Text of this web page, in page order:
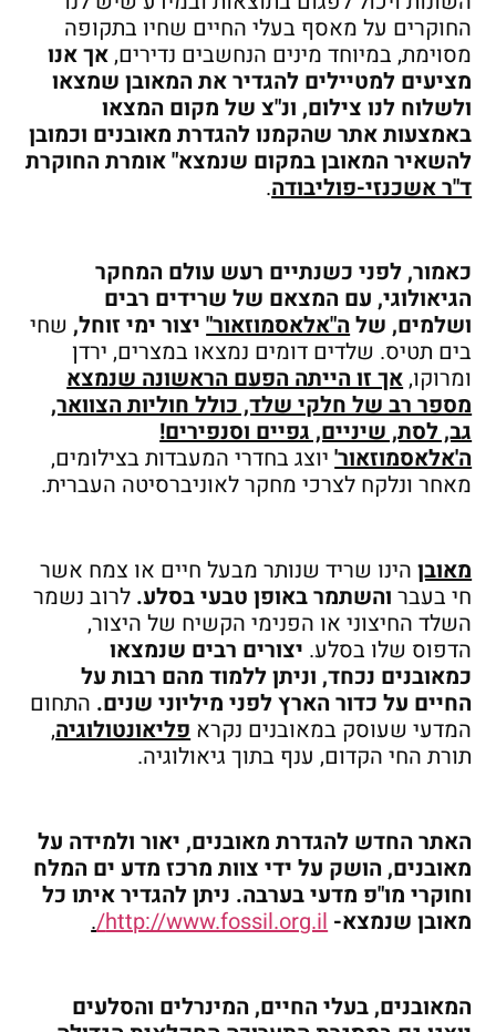
החוקרים על מאסף בעלי החיים שחיו בתקופה
מסוימת, במיוחד מינים הנחשבים נדירים, אך אנו
מציעים למטיילים להגדיר את המאובן שמצאו
ולשלוח לנו צילום, ונ"צ של מקום המצאו
באמצעות אתר שהקמנו להגדרת מאובנים וכמובן
להשאיר המאובן במקום שנמצא" אומרת החוקרת
ד"ר אשכנזי-פוליבודה.
כאמור, לפני כשנתיים רעש עולם המחקר
הגיאולוגי, עם המצאם של שרידים רבים
ושלמים, שלה"אלאסמוזאור"יצור ימי זוחל, שחי
בים תטיס. שלדים דומים נמצאו במצרים, ירדן
ומרוקו,אך זו הייתה הפעם הראשונה שנמצא
מספר רב של חלקי שלד, כולל חוליות הצוואר,
גב, לסת, שיניים, גפיים וסנפירים!
ה'אלאסמוזאור'יוצג בחדרי המעבדות בצילומים,
מאחר ונלקח לצרכי מחקר לאוניברסיטה העברית.
מאובןהינו שריד שנותר מבעל חיים או צמח אשר
חי בעבר והשתמר באופן טבעי בסלע. לרוב נשמר
השלד החיצוני או הפנימי הקשיח של היצור,
הדפוס שלו בסלע. יצורים רבים שנמצאו
כמאובנים נכחד, וניתן ללמוד מהם רבות על
החיים על כדור הארץ לפני מיליוני שנים. התחום
המדעי שעוסק במאובנים נקראפליאונטולוגיה,
תורת החי הקדום, ענף בתוך גיאולוגיה.
האתר החדש להגדרת מאובנים, יאור ולמידה על
מאובנים, הושק על ידי צוות מרכז מדע ים המלח
וחוקרי מו"פ מדעי בערבה. ניתן להגדיר איתו כל
מאובן שנמצא- http://www.fossil.org.il/
.
המאובנים, בעלי החיים, המינרלים והסלעים